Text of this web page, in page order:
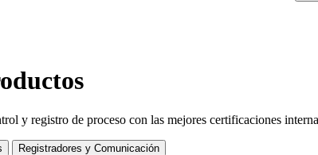
y registro de proceso con las mejores certificaciones
Registradores y Comunicación